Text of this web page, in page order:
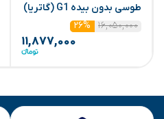
طوسی بدون بیده G1 (گاتریا)
۱۶,۰۵۰,۰۰۰
۲۶%
۱۱,۸۷۷,۰۰۰